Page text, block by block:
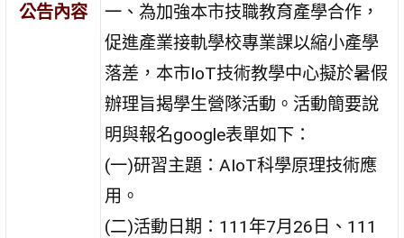
公告內容
一、為加強本市技職教育產學合作，
促進產業接軌學校專業課以縮小產學
落差，本市IoT技術教學中心擬於暑假
辦理旨揭學生營隊活動。活動簡要說
明與報名google表單如下：
(一)研習主題：AIoT科學原理技術應
用。
(二)活動日期：111年7月26日、111